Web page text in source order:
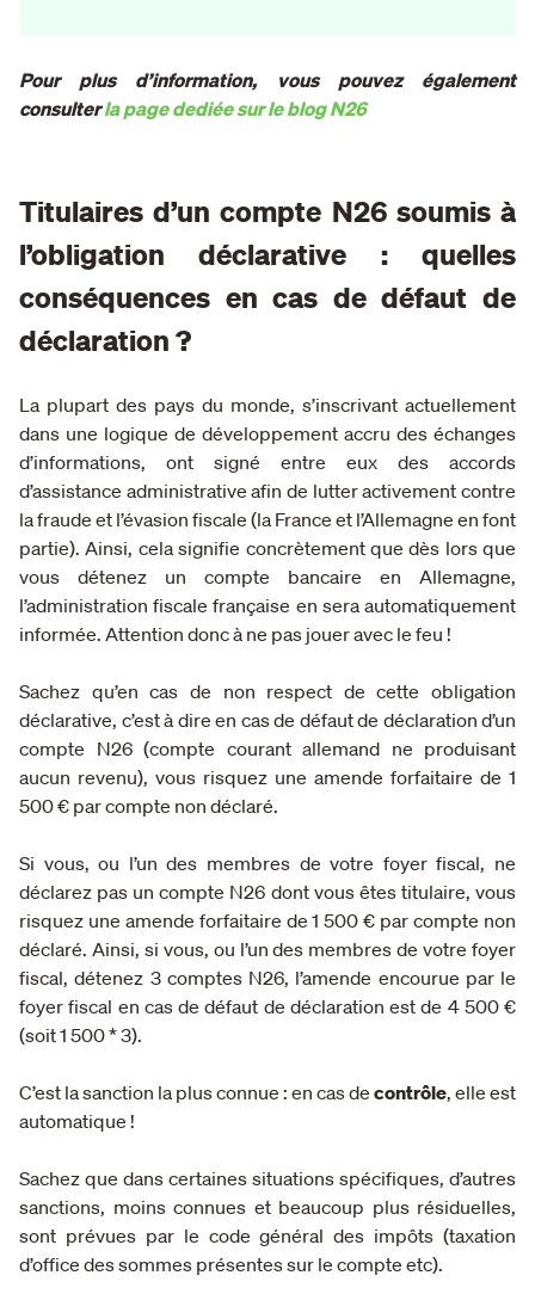
Pour plus d’information, vous pouvez également
consulterla page dediée sur le blog N26
Titulaires d’un compte N26 soumis à
l’obligation déclarative : quelles
conséquences en cas de défaut de
déclaration ?
La plupart des pays du monde, s’inscrivant actuellement
dans une logique de développement accru des échanges
d’informations, ont signé entre eux des accords
d’assistance administrative afin de lutter activement contre
la fraude et l’évasion fiscale (la France et l’Allemagne en font
partie). Ainsi, cela signifie concrètement que dès lors que
vous détenez un compte bancaire en Allemagne,
l’administration fiscale française en sera automatiquement
informée. Attention donc à ne pas jouer avec le feu !
Sachez qu’en cas de non respect de cette obligation
déclarative, c’est à dire en cas de défaut de déclaration d’un
compte N26 (compte courant allemand ne produisant
aucun revenu), vous risquez une amende forfaitaire de 1
500 € par compte non déclaré.
Si vous, ou l’un des membres de votre foyer fiscal, ne
déclarez pas un compte N26 dont vous êtes titulaire, vous
risquez une amende forfaitaire de 1 500 € par compte non
déclaré. Ainsi, si vous, ou l’un des membres de votre foyer
fiscal, détenez 3 comptes N26, l’amende encourue par le
foyer fiscal en cas de défaut de déclaration est de 4 500 €
(soit 1 500 * 3).
C’est la sanction la plus connue : en cas de contrôle, elle est
automatique !
Sachez que dans certaines situations spécifiques, d’autres
sanctions, moins connues et beaucoup plus résiduelles,
sont prévues par le code général des impôts (taxation
d’office des sommes présentes sur le compte etc).